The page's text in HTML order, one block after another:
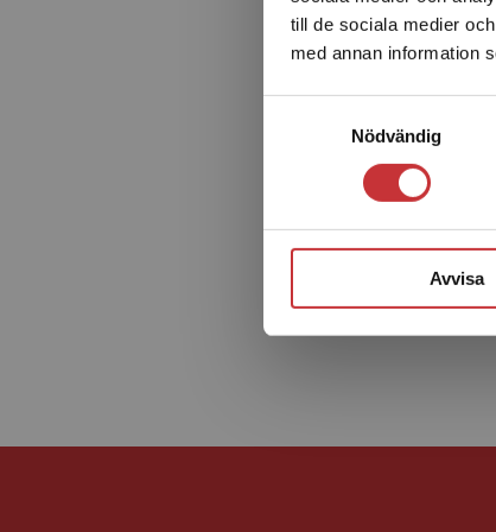
till de sociala medier
med annan information
Nödvändig
Avvisa